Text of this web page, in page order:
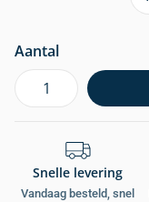
Aantal
Snelle levering
Vandaag besteld, snel